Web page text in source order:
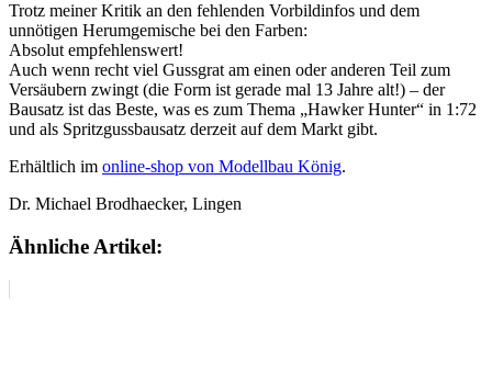
Trotz meiner Kritik an den fehlenden Vorbildinfos und dem
unnötigen Herumgemische bei den Farben:
Absolut empfehlenswert!
Auch wenn recht viel Gussgrat am einen oder anderen Teil zum
Versäubern zwingt (die Form ist gerade mal 13 Jahre alt!) – der
Bausatz ist das Beste, was es zum Thema „Hawker Hunter“ in 1:72
und als Spritzgussbausatz derzeit auf dem Markt gibt.
Erhältlich im online-shop von Modellbau König.
Dr. Michael Brodhaecker, Lingen
Ähnliche Artikel: